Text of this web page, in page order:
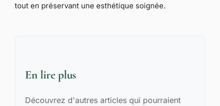
tout en préservant une esthétique soignée.
En lire plus
Découvrez d'autres articles qui pourraient